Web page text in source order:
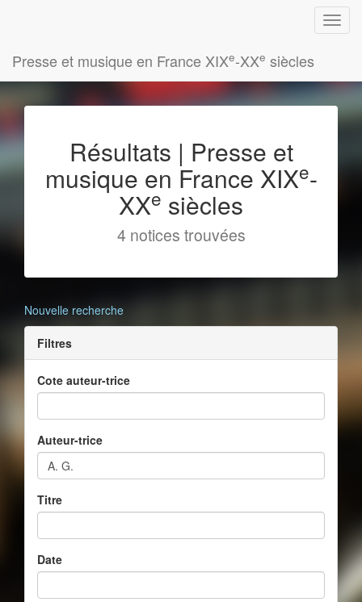
Presse et musique en France XIXe-XXe siècles
Résultats | Presse et
musique en France XIXe-
XXe siècles
4 notices trouvées
Nouvelle recherche
Filtres
Cote auteur-trice
Auteur-trice
Titre
Date